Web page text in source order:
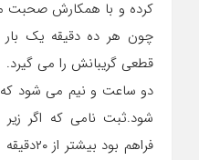
کرده و با همکارش صحبت
چون هر ده دقیقه یک
قطعی گریبانش را می گیرد.
دو ساعت و نیم می شود
شود.ثبت نامی که اگر
فراهم